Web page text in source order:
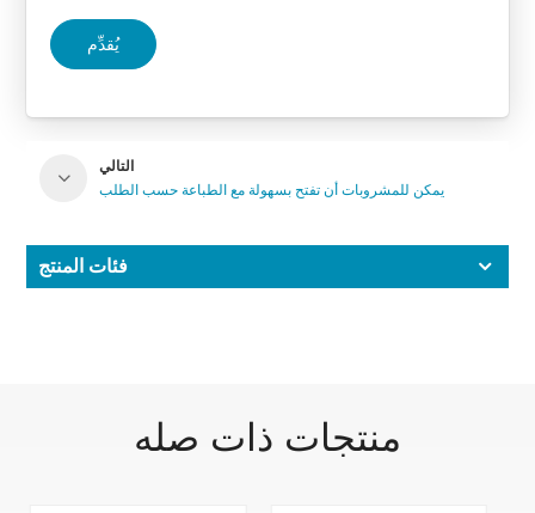
يُقدِّم
التالي
يمكن للمشروبات أن تفتح بسهولة مع الطباعة حسب الطلب
فئات المنتج
منتجات ذات صله